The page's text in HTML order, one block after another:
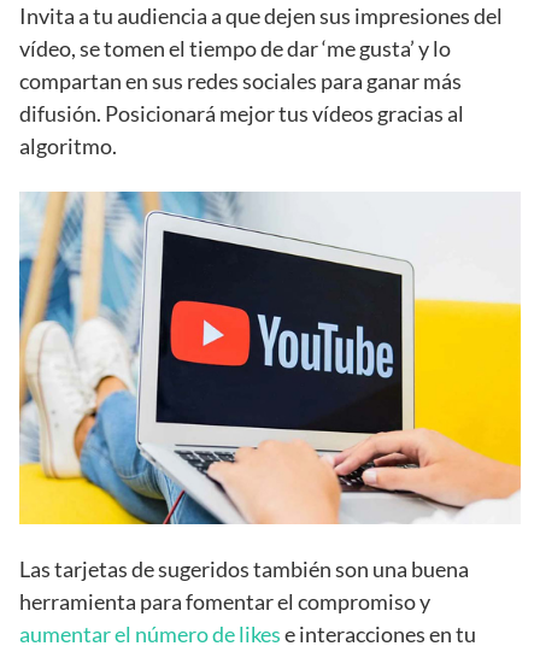
Invita a tu audiencia a que dejen sus impresiones del
vídeo, se tomen el tiempo de dar ‘me gusta’ y lo
compartan en sus redes sociales para ganar más
difusión. Posicionará mejor tus vídeos gracias al
algoritmo.
Las tarjetas de sugeridos también son una buena
herramienta para fomentar el compromiso y
aumentar el número de likese interacciones en tu